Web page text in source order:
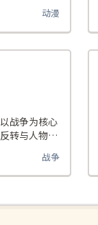
推荐观看。
动漫
96:33
战争为核心
转与人物成
得推荐观
战争